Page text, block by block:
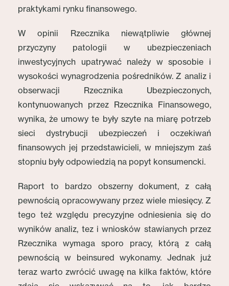
praktykami rynku finansowego.
W opinii Rzecznika niewątpliwie głównej
przyczyny patologii w ubezpieczeniach
inwestycyjnych upatrywać należy w sposobie i
wysokości wynagrodzenia pośredników. Z analiz i
obserwacji Rzecznika Ubezpieczonych,
kontynuowanych przez Rzecznika Finansowego,
wynika, że umowy te były szyte na miarę potrzeb
sieci dystrybucji ubezpieczeń i oczekiwań
finansowych jej przedstawicieli, w mniejszym zaś
stopniu były odpowiedzią na popyt konsumencki.
Raport to bardzo obszerny dokument, z całą
pewnością opracowywany przez wiele miesięcy. Z
tego też względu precyzyjne odniesienia się do
wyników analiz, tez i wniosków stawianych przez
Rzecznika wymaga sporo pracy, którą z całą
pewnością w beinsured wykonamy. Jednak już
teraz warto zwrócić uwagę na kilka faktów, które